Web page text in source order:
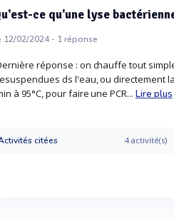
ce qu'une lyse
12/02/2024 - 1réponse
réponse : on chauffe tout
ds l'eau, ou directement
à 95°C, pour faire une PCR...Lire plus
citées 4 activité(s)